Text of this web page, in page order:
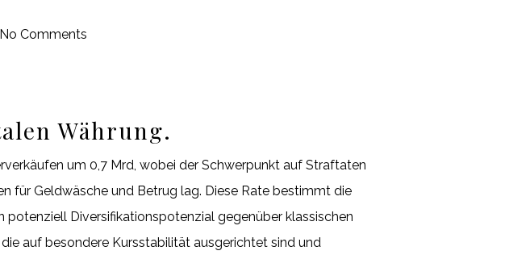
No Comments
Währung.
um 0,7 Mrd, wobei der Schwerpunkt auf Straftaten
für Geldwäsche und Betrug lag. Diese Rate bestimmt die
Diversifikationspotenzial gegenüber klassischen
auf besondere Kursstabilität ausgerichtet sind und